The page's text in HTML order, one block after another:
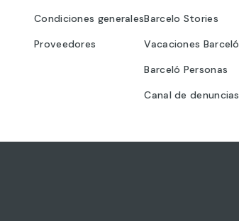
Condiciones generales
Proveedores
Barcelo Stories
Vacaciones Barceló
Barceló Personas
Canal de denuncias